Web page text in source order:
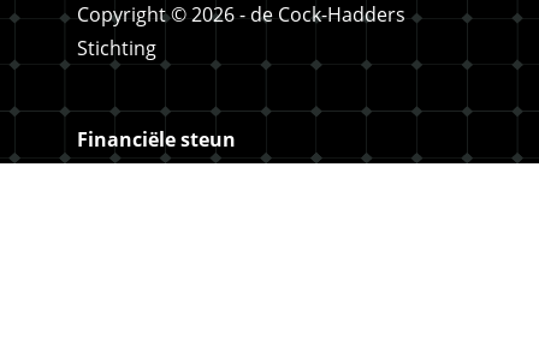
Copyright © 2026 - de Cock-Hadders
Stichting
Financiële steun